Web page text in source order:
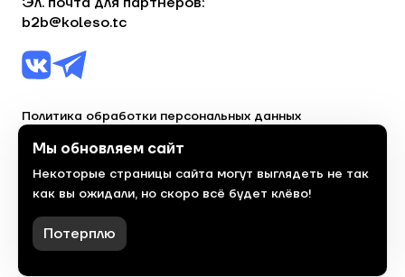
b2b@koleso.tc
Политика обработки персональных данных
© 2023, торгово-сервисная сеть «Колесо»
Политика конфиденциальности
Сделанокрасиво
Мы обновляем сайт
Некоторые страницы сайта могут выглядеть не так
как вы ожидали, но скоро всё будет клёво!
Потерплю